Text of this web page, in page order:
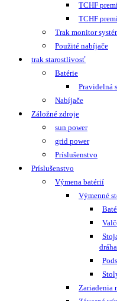
TCHF
TCHF
Trak monitor
Použité nabíjače
trak starostlivosť
Batérie
Pravidelná
Nabíjače
Záložné zdroje
sun power
grid power
Príslušenstvo
Príslušenstvo
Výmena batérií
Výmenné
Zariadenia